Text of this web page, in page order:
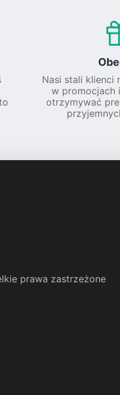
Nasi stali klienci
w promocjach
otrzymywać
prawa zastrzeżone